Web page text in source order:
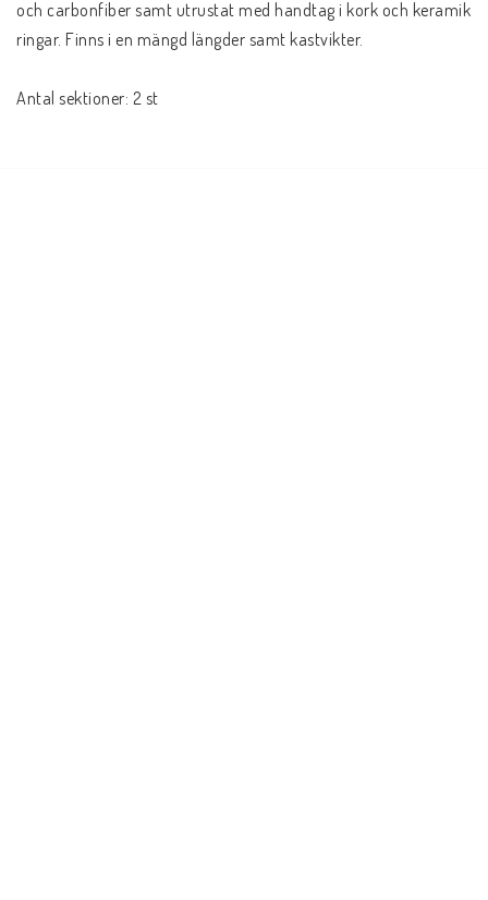
och carbonfiber samt utrustat med handtag i kork och keramik
ringar. Finns i en mängd längder samt kastvikter.
Antal sektioner: 2 st